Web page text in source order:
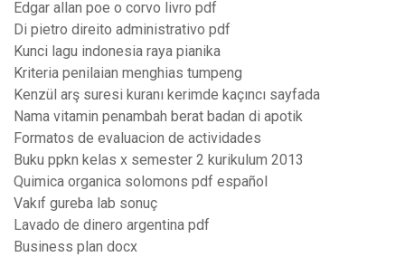
Edgar allan poe o corvo livro pdf
Di pietro direito administrativo pdf
Kunci lagu indonesia raya pianika
Kriteria penilaian menghias tumpeng
Kenzül arş suresi kuranı kerimde kaçıncı sayfada
Nama vitamin penambah berat badan di apotik
Formatos de evaluacion de actividades
Buku ppkn kelas x semester 2 kurikulum 2013
Quimica organica solomons pdf español
Vakıf gureba lab sonuç
Lavado de dinero argentina pdf
Business plan docx